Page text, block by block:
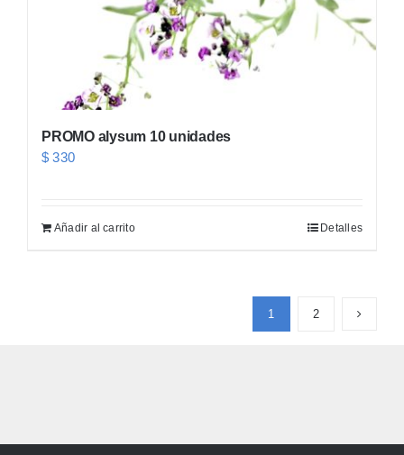
PROMO alysum 10 unidades
$ 330
Añadir al carrito Detalles
1 2